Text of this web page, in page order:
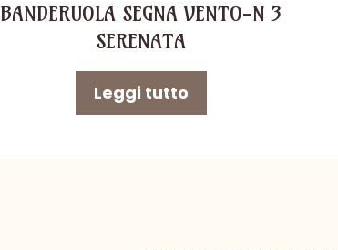
BANDERUOLA SEGNA VENTO-N 3
SERENATA
Leggi tutto